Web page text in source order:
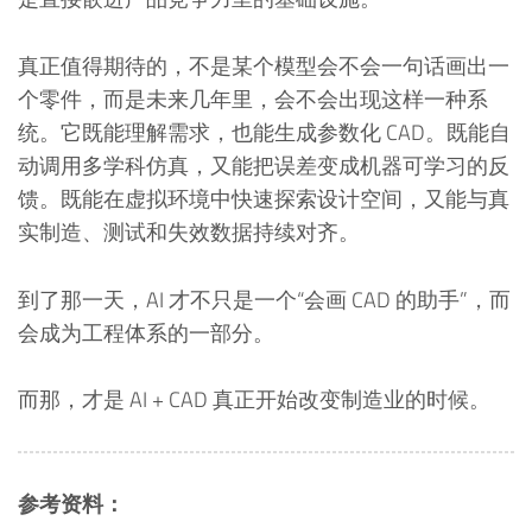
真正值得期待的，不是某个模型会不会一句话画出一
个零件，而是未来几年里，会不会出现这样一种系
统。它既能理解需求，也能生成参数化 CAD。既能自
动调用多学科仿真，又能把误差变成机器可学习的反
馈。既能在虚拟环境中快速探索设计空间，又能与真
实制造、测试和失效数据持续对齐。
到了那一天，AI 才不只是一个“会画 CAD 的助手”，而
会成为工程体系的一部分。
而那，才是 AI + CAD 真正开始改变制造业的时候。
参考资料：